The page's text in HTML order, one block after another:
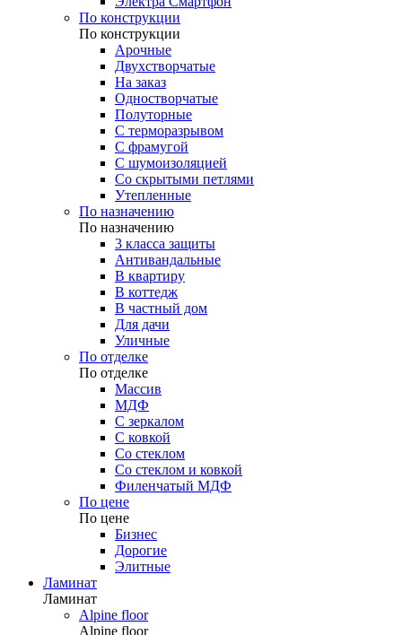
По конструкции
По конструкции
Арочные
Двухстворчатые
На заказ
Одностворчатые
Полуторные
С терморазрывом
С фрамугой
С шумоизоляцией
Со скрытыми петлями
Утепленные
По назначению
По назначению
3 класса защиты
Антивандальные
В квартиру
В коттедж
В частный дом
Для дачи
Уличные
По отделке
По отделке
Массив
МДФ
С зеркалом
С ковкой
Со стеклом
Со стеклом и ковкой
Филенчатый МДФ
По цене
По цене
Бизнес
Дорогие
Элитные
Ламинат
Ламинат
Alpine floor
Alpine floor